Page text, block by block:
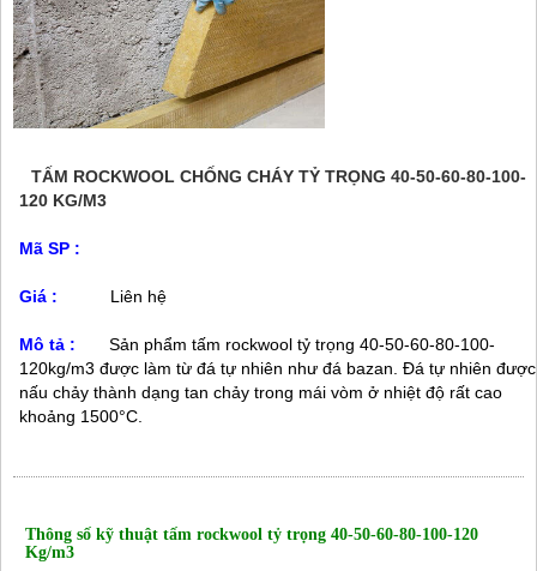
TẤM ROCKWOOL CHỐNG CHÁY TỶ TRỌNG 40-50-60-80-100-
120 KG/M3
Mã SP :
Giá : Liên hệ
Mô tả :
Sản phẩm tấm rockwool tỷ trọng 40-50-60-80-100-
120kg/m3 được làm từ đá tự nhiên như đá bazan. Đá tự nhiên được
nấu chảy thành dạng tan chảy trong mái vòm ở nhiệt độ rất cao
khoảng 1500°C.
Thông số kỹ thuật tấm rockwool tỷ trọng 40-50-60-80-100-120
Kg/m3